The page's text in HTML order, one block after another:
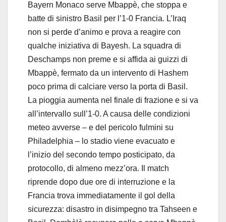
Bayern Monaco serve Mbappè, che stoppa e
batte di sinistro Basil per l’1-0 Francia. L’Iraq
non si perde d’animo e prova a reagire con
qualche iniziativa di Bayesh. La squadra di
Deschamps non preme e si affida ai guizzi di
Mbappè, fermato da un intervento di Hashem
poco prima di calciare verso la porta di Basil.
La pioggia aumenta nel finale di frazione e si va
all’intervallo sull’1-0. A causa delle condizioni
meteo avverse – e del pericolo fulmini su
Philadelphia – lo stadio viene evacuato e
l’inizio del secondo tempo posticipato, da
protocollo, di almeno mezz’ora. Il match
riprende dopo due ore di interruzione e la
Francia trova immediatamente il gol della
sicurezza: disastro in disimpegno tra Tahseen e